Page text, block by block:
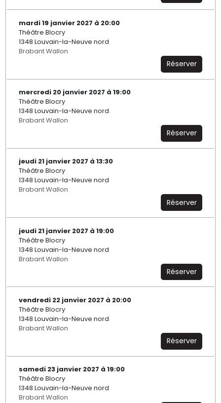
mardi 19 janvier 2027 à 20:00
Théâtre Blocry
1348 Louvain-la-Neuve nord
Brabant Wallon
Réserver
mercredi 20 janvier 2027 à 19:00
Théâtre Blocry
1348 Louvain-la-Neuve nord
Brabant Wallon
Réserver
jeudi 21 janvier 2027 à 13:30
Théâtre Blocry
1348 Louvain-la-Neuve nord
Brabant Wallon
Réserver
jeudi 21 janvier 2027 à 19:00
Théâtre Blocry
1348 Louvain-la-Neuve nord
Brabant Wallon
Réserver
vendredi 22 janvier 2027 à 20:00
Théâtre Blocry
1348 Louvain-la-Neuve nord
Brabant Wallon
Réserver
samedi 23 janvier 2027 à 19:00
Théâtre Blocry
1348 Louvain-la-Neuve nord
Brabant Wallon